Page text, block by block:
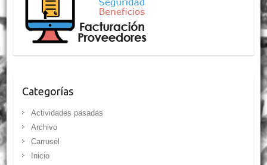
Categorías
Actividades pasadas
Archivo
Carrusel
Inicio